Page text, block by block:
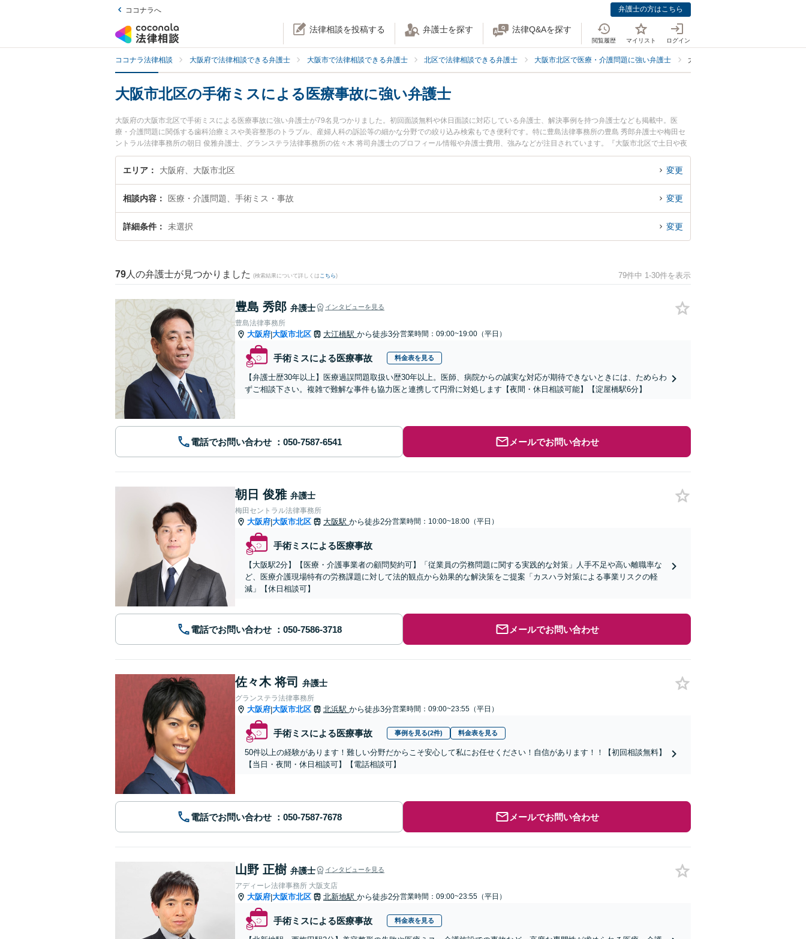
ココナラへ 弁護士の方はこちら
法律相談を投稿する 弁護士を探す 法律Q&Aを探す
閲覧履歴 マイリスト ログイン
ココナラ法律相談 大阪府で法律相談できる弁護士 大阪市で法律相談できる弁護士 北区で法律相談できる弁護士 大阪市北区で医療・介護問題に強い弁護士 大阪市北区で手術ミス・事故に強い
大阪市北区の手術ミスによる医療事故に強い弁護士
大阪府の大阪市北区で手術ミスによる医療事故に強い弁護士が79名見つかりました。初回面談無料や休日面談に対応している弁護士、解決事例を持つ弁護士なども掲載中。医
療・介護問題に関係する歯科治療ミスや美容整形のトラブル、産婦人科の訴訟等の細かな分野での絞り込み検索もでき便利です。特に豊島法律事務所の豊島 秀郎弁護士や梅田セ
ントラル法律事務所の朝日 俊雅弁護士、グランステラ法律事務所の佐々木 将司弁護士のプロフィール情報や弁護士費用、強みなどが注目されています。『大阪市北区で土日や夜
間に発生した手術ミスによる医療事故のトラブルを今すぐに弁護士に相談したい』『手術ミスによる医療事故のトラブル解決の実績豊富な近くの弁護士を検索したい』『初回相談
無料で手術ミスによる医療事故を法律相談できる大阪市北区内の弁護士に相談予約したい』などでお困りの相談者さんにおすすめです。
エリア 大阪府、大阪市北区 変更
相談内容 医療・介護問題、手術ミス・事故 変更
詳細条件 未選択 変更
79 人の弁護士が見つかりました (検索結果について詳しくは こちら) 79件中 1-30件を表示
豊島 秀郎 弁護士 インタビューを見る
豊島法律事務所
大阪府|大阪市北区 大江橋駅 から徒歩3分営業時間：09:00~19:00（平日）
手術ミスによる医療事故 料金表を見る
【弁護士歴30年以上】医療過誤問題取扱い歴30年以上。医師、病院からの誠実な対応が期待できないときには、ためらわ
ずご相談下さい。複雑で難解な事件も協力医と連携して円滑に対処します【夜間・休日相談可能】【淀屋橋駅6分】
電話でお問い合わせ メールでお問い合わせ
朝日 俊雅 弁護士
梅田セントラル法律事務所
大阪府|大阪市北区 大阪駅 から徒歩2分営業時間：10:00~18:00（平日）
手術ミスによる医療事故
【大阪駅2分】【医療・介護事業者の顧問契約可】「従業員の労務問題に関する実践的な対策」人手不足や高い離職率な
ど、医療介護現場特有の労務課題に対して法的観点から効果的な解決策をご提案「カスハラ対策による事業リスクの軽
減」【休日相談可】
電話でお問い合わせ メールでお問い合わせ
佐々木 将司 弁護士
グランステラ法律事務所
大阪府|大阪市北区 北浜駅 から徒歩3分営業時間：09:00~23:55（平日）
手術ミスによる医療事故 事例を見る(2件) 料金表を見る
50件以上の経験があります！難しい分野だからこそ安心して私にお任せください！自信があります！！【初回相談無料】
【当日・夜間・休日相談可】【電話相談可】
電話でお問い合わせ メールでお問い合わせ
山野 正樹 弁護士 インタビューを見る
アディーレ法律事務所 大阪支店
大阪府|大阪市北区 北新地駅 から徒歩2分営業時間：09:00~23:55（平日）
手術ミスによる医療事故 料金表を見る